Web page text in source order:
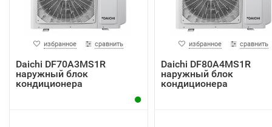
избранное сравнить
Daichi DF70A3MS1R
наружный блок
кондиционера
избранное сравнить
Daichi DF80A4MS1R
наружный блок
кондиционера